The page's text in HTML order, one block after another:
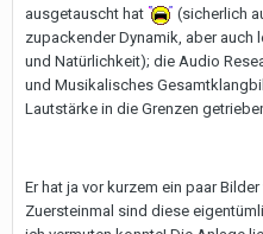
ausgetauscht hat
(sicherlich
zupackender Dynamik, aber
und Natürlichkeit); die Audio
und Musikalisches
Lautstärke in die Grenzen
Er hat ja vor kurzem ein paar
Zuersteinmal sind diese